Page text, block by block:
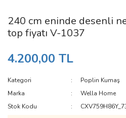
240 cm eninde desenli
top fiyatı V-1037
4.200,00 TL
Kategori
Poplin Kumaş
Marka
Wella Home
Stok Kodu